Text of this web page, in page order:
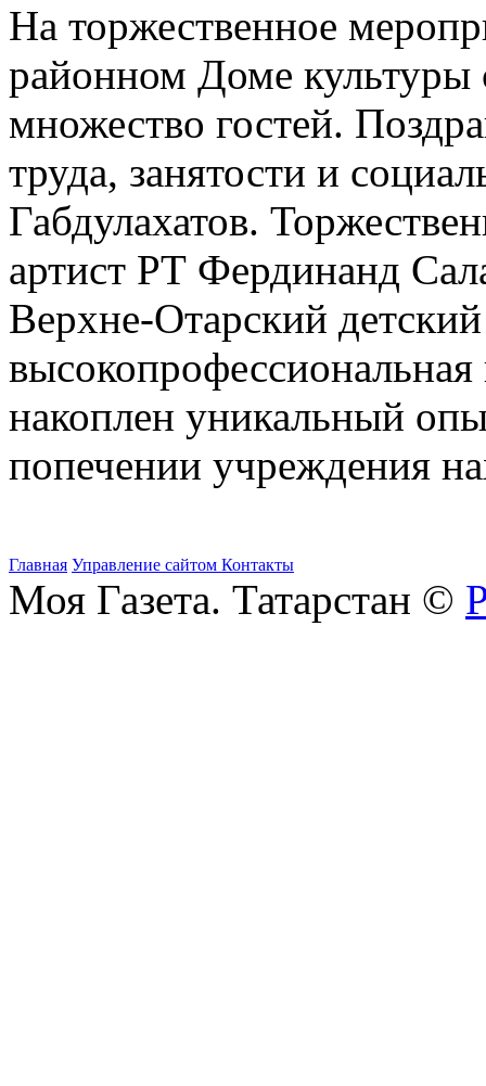
На торжественное
районном Доме культуры
множество гостей.
труда, занятости и
Габдулахатов.
артист РТ Фердинанд
Верхне-Отарский
высокопрофессиональная
накоплен уникальный
попечении учреждения
Главная Управление сайтом Контакты
Моя Газета. Татарстан ©